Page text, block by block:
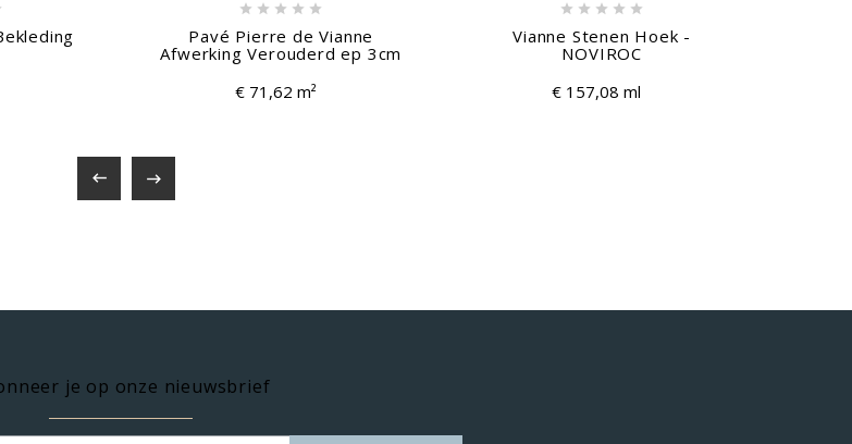
    
Pavé Pierre de Vianne
Afwerking Verouderd ep 3cm
€ 71,62 m²
    
Vianne Stenen Hoek -
NOVIROC
€ 157,08 ml
 
je op onze nieuwsbrief